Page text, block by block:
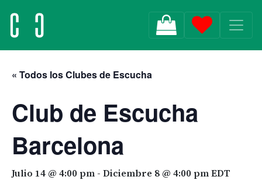
MAIN NAVIGATION
« Todos los Clubes de Escucha
Club de Escucha
Barcelona
Julio 14 @ 4:00 pm - Diciembre 8 @ 4:00 pmEDT